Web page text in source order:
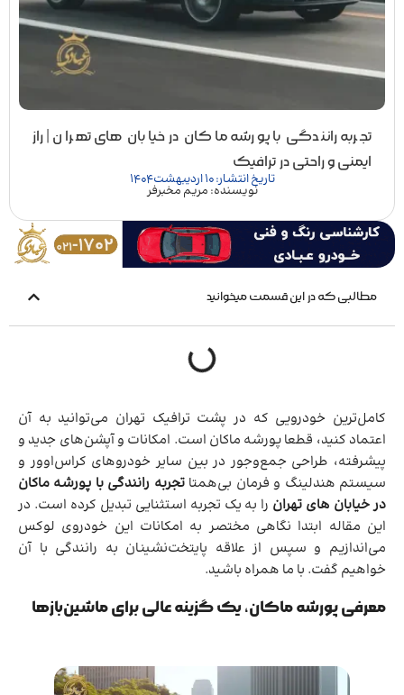
تجربه رانندگی با پورشه ماکان در خیابان های تهران | راز
ایمنی و راحتی در ترافیک
تاریخ انتشار: 10 اردیبهشت 1404
نویسنده: مریم مخبرفر
مطالبی که در این قسمت میخوانید
کامل‌ترین خودرویی که در پشت ترافیک تهران می‌توانید به آن
اعتماد کنید، قطعا پورشه ماکان است. امکانات و آپشن‌های جدید و
پیشرفته، طراحی جمع‌وجور در بین سایر خودروهای کراس‌اوور و
سیستم هندلینگ و فرمان بی‌همتاتجربه رانندگی با پورشه ماکان
در خیابان های تهران را به یک تجربه استثنایی تبدیل کرده است. در
این مقاله ابتدا نگاهی مختصر به امکانات این خودروی لوکس
می‌اندازیم و سپس از علاقه پایتخت‌نشینان به رانندگی با آن
خواهیم‌ گفت. با ما همراه باشید.
معرفی پورشه ماکان، یک گزینه عالی برای ماشین‌بازها